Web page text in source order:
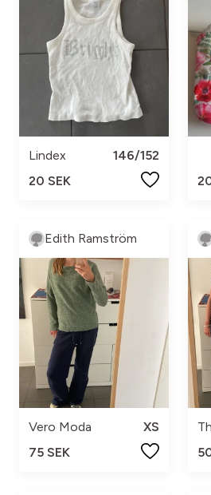
Lindex
146/152
20 SEK
Edith Ramström
Vero Moda
XS
75 SEK